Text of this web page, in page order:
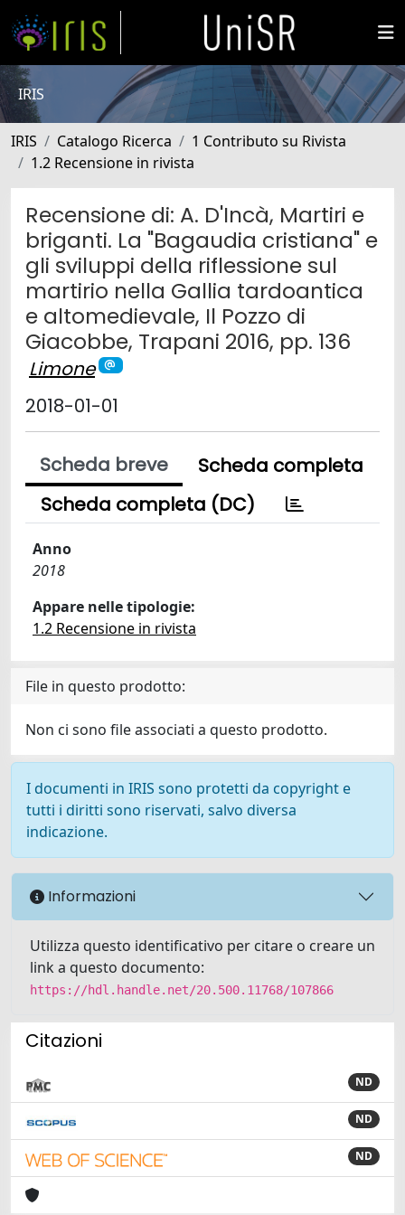
IRIS
IRIS Catalogo Ricerca
1 Contributo su Rivista
1.2 Recensione in rivista
Recensione di: A. D'Incà, Martiri e
briganti. La "Bagaudia cristiana" e
gli sviluppi della riflessione sul
martirio nella Gallia tardoantica
e altomedievale, Il Pozzo di
Giacobbe, Trapani 2016, pp. 136
Limone
2018-01-01
Scheda breve
Scheda completa
Scheda completa (DC)
Anno
2018
Appare nelle tipologie:
1.2 Recensione in rivista
File in questo prodotto:
Non ci sono file associati a questo prodotto.
I documenti in IRIS sono protetti da copyright e
tutti i diritti sono riservati, salvo diversa
indicazione.
Informazioni
Utilizza questo identificativo per citare o creare un
link a questo documento:
https://hdl.handle.net/20.500.11768/107866
Citazioni
ND
ND
ND